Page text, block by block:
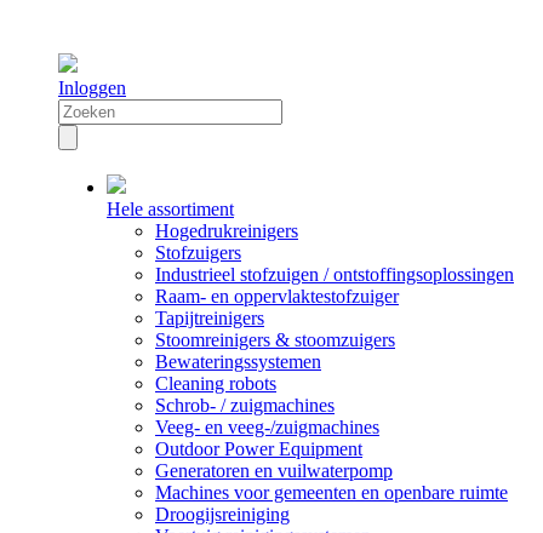
Inloggen
Hele assortiment
Hogedrukreinigers
Stofzuigers
Industrieel stofzuigen / ontstoffingsoplossingen
Raam- en oppervlaktestofzuiger
Tapijtreinigers
Stoomreinigers & stoomzuigers
Bewateringssystemen
Cleaning robots
Schrob- / zuigmachines
Veeg- en veeg-/zuigmachines
Outdoor Power Equipment
Generatoren en vuilwaterpomp
Machines voor gemeenten en openbare ruimte
Droogijsreiniging